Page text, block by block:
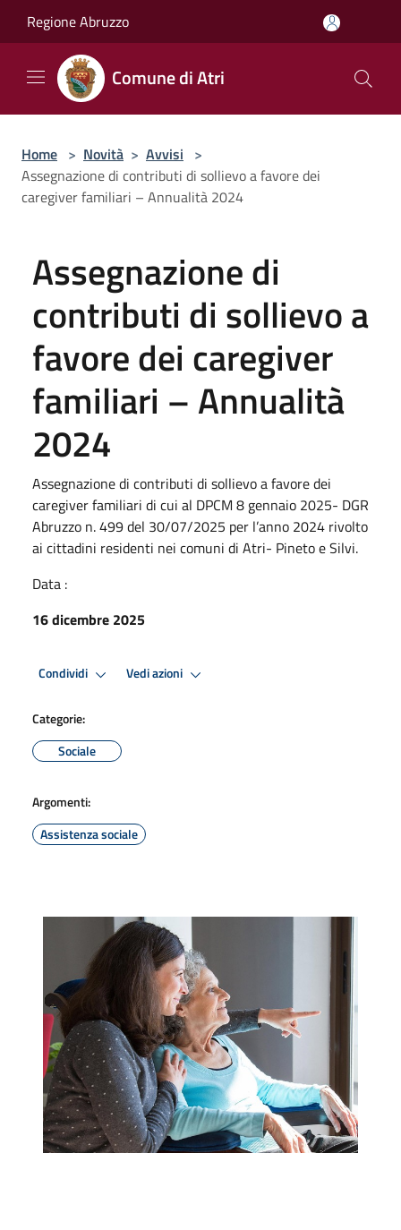
Regione Abruzzo
Comune di Atri
Home > Novità > Avvisi >
Assegnazione di contributi di sollievo a favore dei
caregiver familiari – Annualità 2024
Assegnazione di
contributi di sollievo a
favore dei caregiver
familiari – Annualità
2024
Assegnazione di contributi di sollievo a favore dei
caregiver familiari di cui al DPCM 8 gennaio 2025- DGR
Abruzzo n. 499 del 30/07/2025 per l’anno 2024 rivolto
ai cittadini residenti nei comuni di Atri- Pineto e Silvi.
Data :
16 dicembre 2025
Condividi Vedi azioni
Categorie:
Sociale
Argomenti:
Assistenza sociale